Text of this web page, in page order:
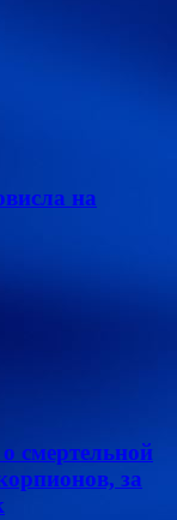
на
смертельной
за